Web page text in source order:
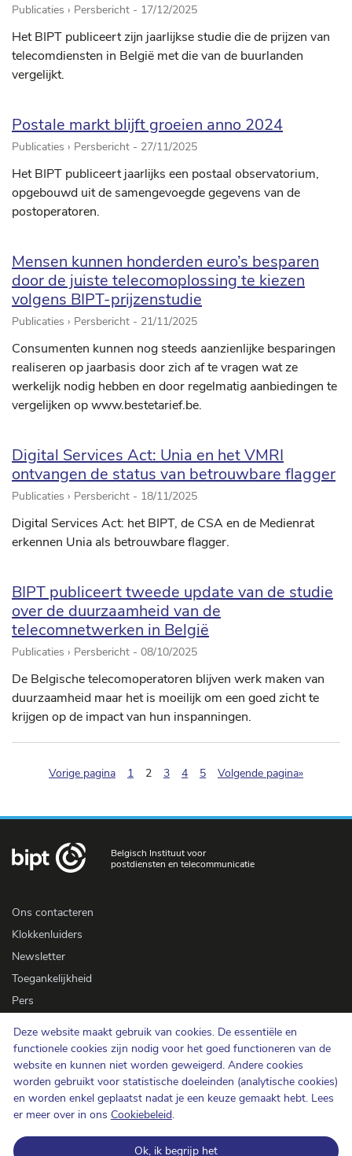
Deze website maakt gebruik van cookies. De essentiële en
functionele cookies zijn nodig voor het goed functioneren van de
website en kunnen niet worden geweigerd. Andere cookies
worden gebruikt voor statistische doeleinden (analytische cookies)
en worden enkel geplaatst nadat je een keuze gemaakt hebt. Lees
er meer over in ons Cookiebeleid.
Ok, ik begrijp het
Publicaties › Persbericht - 17/12/2025
Het BIPT publiceert zijn jaarlijkse studie die de prijzen van
telecomdiensten in België met die van de buurlanden
vergelijkt.
Postale markt blijft groeien anno 2024
Publicaties › Persbericht - 27/11/2025
Het BIPT publiceert jaarlijks een postaal observatorium,
opgebouwd uit de samengevoegde gegevens van de
postoperatoren.
Mensen kunnen honderden euro’s besparen
door de juiste telecomoplossing te kiezen
volgens BIPT-prijzenstudie
Publicaties › Persbericht - 21/11/2025
Consumenten kunnen nog steeds aanzienlijke besparingen
realiseren op jaarbasis door zich af te vragen wat ze
werkelijk nodig hebben en door regelmatig aanbiedingen te
vergelijken op www.bestetarief.be.
Digital Services Act: Unia en het VMRI
ontvangen de status van betrouwbare flagger
Publicaties › Persbericht - 18/11/2025
Digital Services Act: het BIPT, de CSA en de Medienrat
erkennen Unia als betrouwbare flagger.
BIPT publiceert tweede update van de studie
over de duurzaamheid van de
telecomnetwerken in België
Publicaties › Persbericht - 08/10/2025
De Belgische telecomoperatoren blijven werk maken van
duurzaamheid maar het is moeilijk om een goed zicht te
krijgen op de impact van hun inspanningen.
Vorige pagina 1 2(pagination.current)
3 4 5 Volgende pagina»
Belgisch Instituut voor
postdiensten en telecommunicatie
Ons contacteren
Klokkenluiders
Newsletter
Toegankelijkheid
Pers
Cookiebeleid
Bescherming van de persoonlijke levenssfeer
Gebruiksvoorwaarden en auteursrechten
Informatiecategorisering
Open data